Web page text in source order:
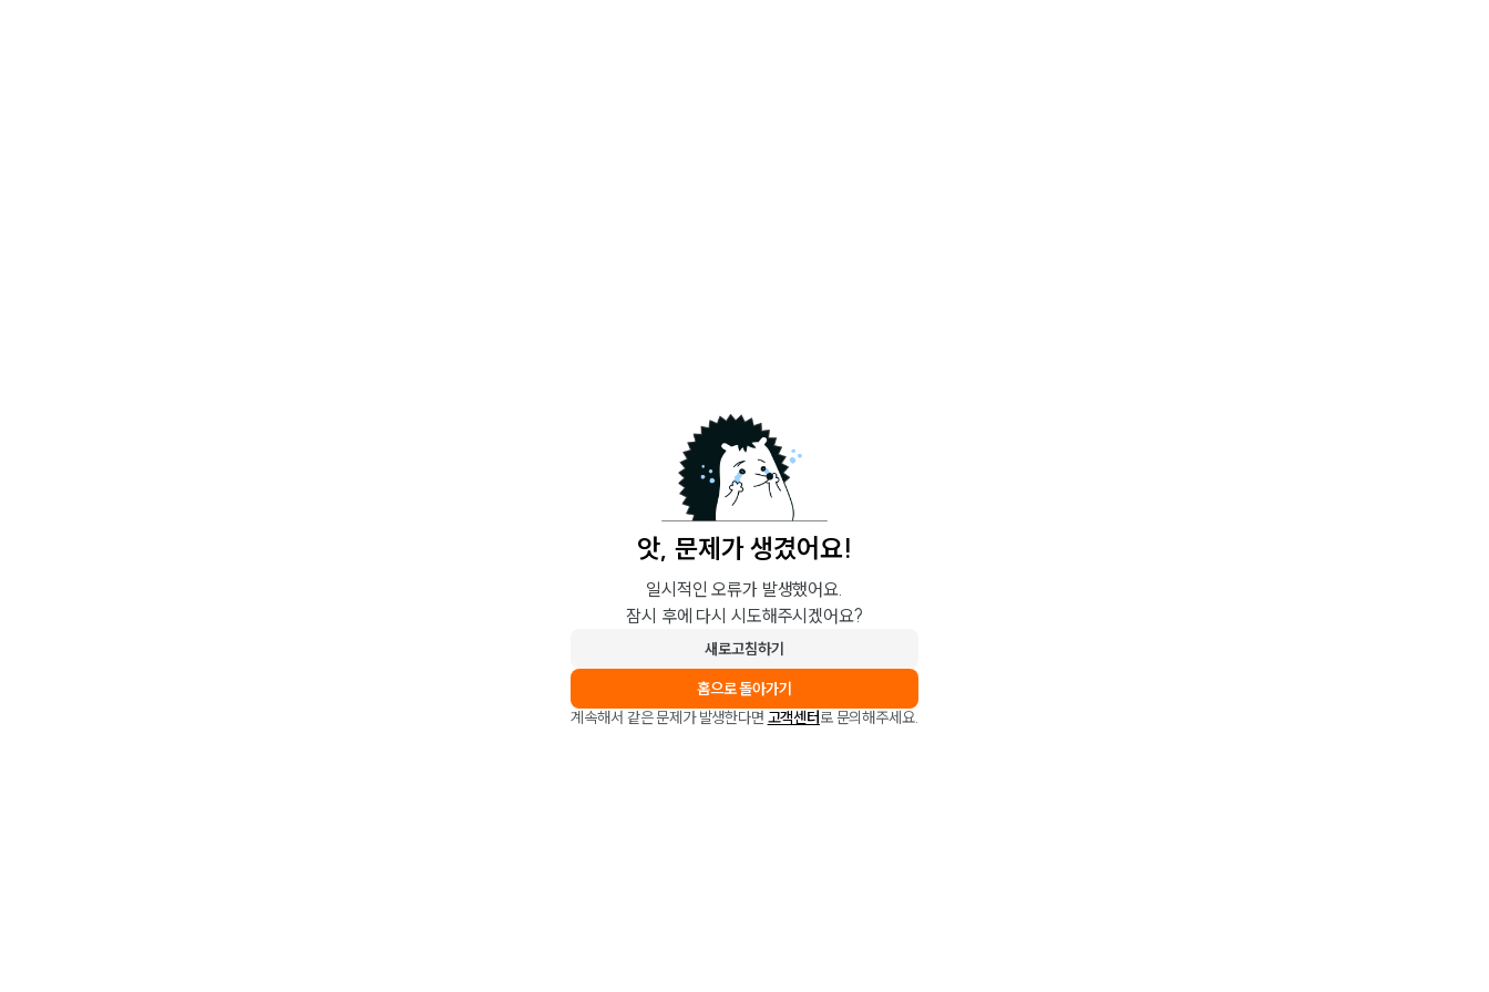
앗, 문제가 생겼어요!
일시적인 오류가 발생했어요.
잠시 후에 다시 시도해주시겠어요?
새로고침하기
홈으로 돌아가기
계속해서 같은 문제가 발생한다면 고객센터로 문의해주세요.